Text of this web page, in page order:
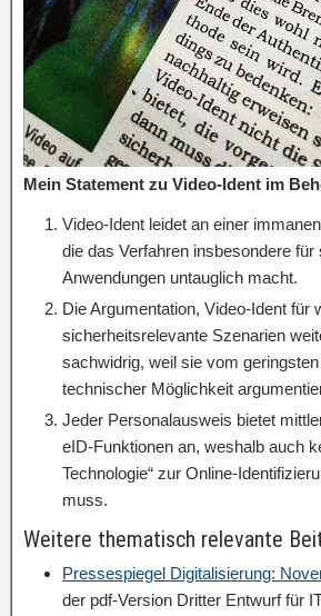
Mein Statement zu Video-Ident im
Video-Ident leidet an einer
die das Verfahren insbesondere für
Anwendungen untauglich macht.
Die Argumentation, Video-Ident für
sicherheitsrelevante Szenarien
sachwidrig, weil sie vom
technischer Möglichkeit
Jeder Personalausweis bietet
eID-Funktionen an, weshalb auch
Technologie“ zur Online-
muss.
Weitere thematisch relevante
Pressespiegel Digitalisierung:
der pdf-Version Dritter Entwurf für